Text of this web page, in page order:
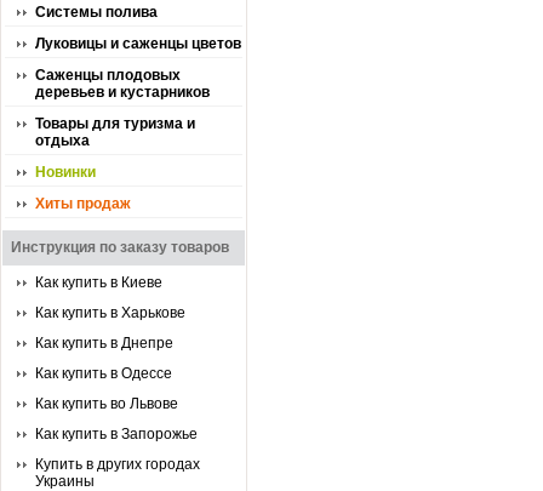
Системы полива
Луковицы и саженцы цветов
Саженцы плодовых
деревьев и кустарников
Товары для туризма и
отдыха
Новинки
Хиты продаж
Инструкция по заказу товаров
Как купить в Киеве
Как купить в Харькове
Как купить в Днепре
Как купить в Одессе
Как купить во Львове
Как купить в Запорожье
Купить в других городах
Украины